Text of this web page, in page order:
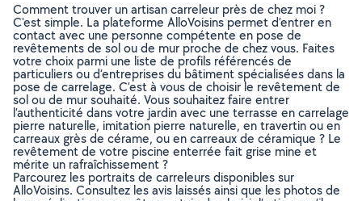
Comment trouver un artisan carreleur près de chez moi ?
C'est simple. La plateforme AlloVoisins permet d’entrer en
contact avec une personne compétente en pose de
revêtements de sol ou de mur proche de chez vous. Faites
votre choix parmi une liste de profils référencés de
particuliers ou d’entreprises du bâtiment spécialisées dans la
pose de carrelage. C’est à vous de choisir le revêtement de
sol ou de mur souhaité. Vous souhaitez faire entrer
l’authenticité dans votre jardin avec une terrasse en carrelage
pierre naturelle, imitation pierre naturelle, en travertin ou en
carreaux grès de cérame, ou en carreaux de céramique ? Le
revêtement de votre piscine enterrée fait grise mine et
mérite un rafraîchissement ?
Parcourez les portraits de carreleurs disponibles sur
AlloVoisins. Consultez les avis laissés ainsi que les photos de